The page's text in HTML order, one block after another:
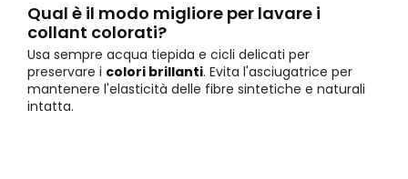
Qual è il modo migliore per lavare i
collant colorati?
Usa sempre acqua tiepida e cicli delicati per
preservare i colori brillanti. Evita l'asciugatrice per
mantenere l'elasticità delle fibre sintetiche e naturali
intatta.